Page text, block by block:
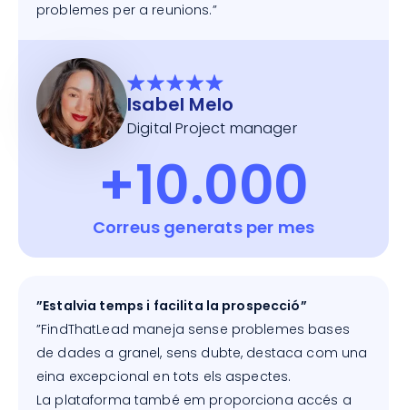
problemes per a reunions.”
Isabel Melo
Digital Project manager
+10.000
Correus generats per mes
”Estalvia temps i facilita la prospecció”
”FindThatLead maneja sense problemes bases
de dades a granel, sens dubte, destaca com una
eina excepcional en tots els aspectes.
La plataforma també em proporciona accés a